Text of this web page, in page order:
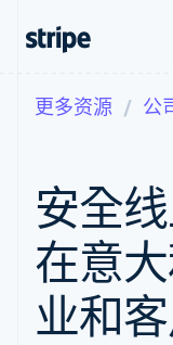
支付
在线支付
Managed
Payments
备案商家解决
方案
Payment links
无代码支付
按
文
更多资源 公
安全
在意
业和